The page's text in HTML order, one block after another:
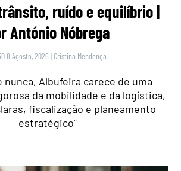
ruído e equilíbrio |
António Nóbrega
8 Agosto, 2026 | Cristina Mendonça
nunca, Albufeira carece de uma
da mobilidade e da logística,
fiscalização e planeamento
estratégico"